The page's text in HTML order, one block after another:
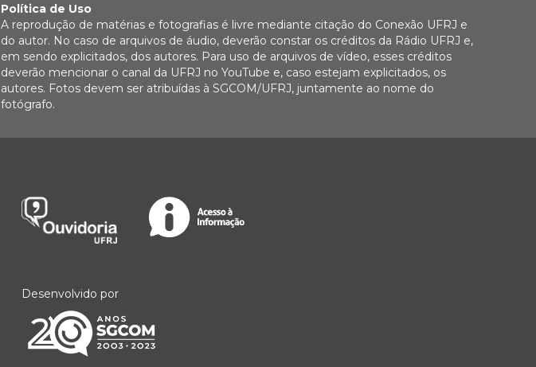
Política de Uso
A reprodução de matérias e fotografias é livre mediante citação do Conexão UFRJ e
do autor. No caso de arquivos de áudio, deverão constar os créditos da Rádio UFRJ e,
em sendo explicitados, dos autores. Para uso de arquivos de vídeo, esses créditos
deverão mencionar o canal da UFRJ no YouTube e, caso estejam explicitados, os
autores. Fotos devem ser atribuídas à SGCOM/UFRJ, juntamente ao nome do
fotógrafo.
Desenvolvido por